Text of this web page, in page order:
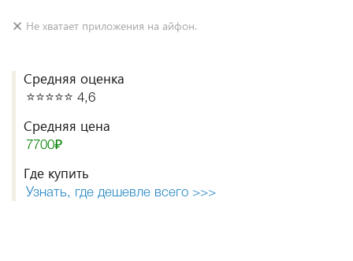
Не хватает приложения на айфон.
Средняя оценка
⭐️⭐️⭐️⭐️⭐️ 4,6
Средняя цена
7700₽
Где купить
Узнать, где дешевле всего >>>